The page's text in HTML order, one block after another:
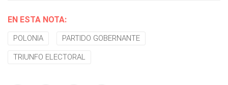
EN ESTA NOTA:
POLONIA PARTIDO GOBERNANTE
TRIUNFO ELECTORAL